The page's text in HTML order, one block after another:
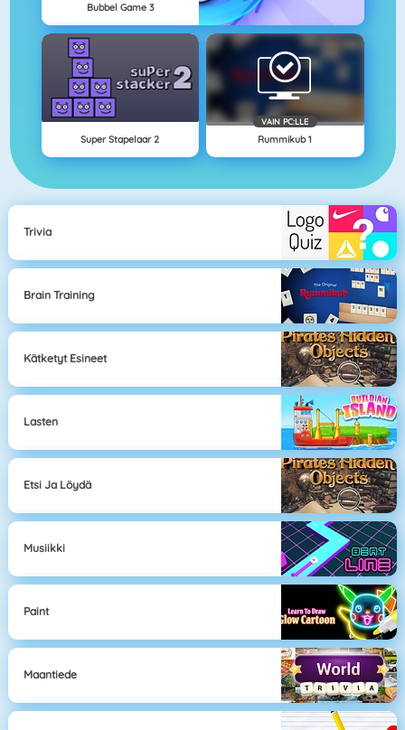
Bubbel Game 3
Super Stapelaar 2
VAIN PC:LLE
Rummikub 1
Trivia
Brain Training
Kätketyt Esineet
Lasten
Etsi Ja Löydä
Musiikki
Paint
Maantiede